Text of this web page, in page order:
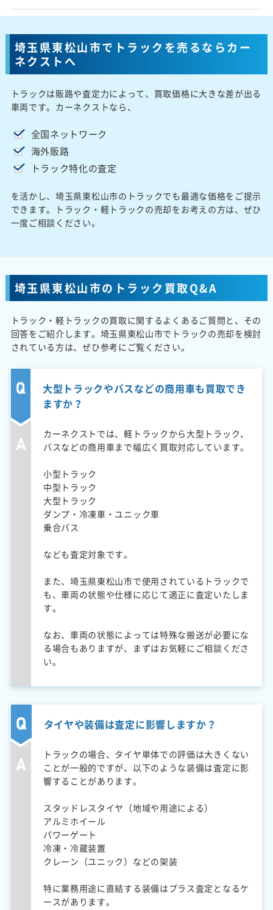
埼玉県東松山市でトラックを売るならカー
ネクストへ
トラックは販路や査定力によって、買取価格に大きな差が出る
車両です。カーネクストなら、
全国ネットワーク
海外販路
トラック特化の査定
を活かし、埼玉県東松山市のトラックでも最適な価格をご提示
できます。トラック・軽トラックの売却をお考えの方は、ぜひ
一度ご相談ください。
埼玉県東松山市のトラック買取Q&A
トラック・軽トラックの買取に関するよくあるご質問と、その
回答をご紹介します。埼玉県東松山市でトラックの売却を検討
されている方は、ぜひ参考にご覧ください。
大型トラックやバスなどの商用車も買取でき
ますか？
カーネクストでは、軽トラックから大型トラック、
バスなどの商用車まで幅広く買取対応しています。
小型トラック
中型トラック
大型トラック
ダンプ・冷凍車・ユニック車
乗合バス
なども査定対象です。
また、埼玉県東松山市で使用されているトラックで
も、車両の状態や仕様に応じて適正に査定いたしま
す。
なお、車両の状態によっては特殊な搬送が必要にな
る場合もありますが、まずはお気軽にご相談くださ
い。
タイヤや装備は査定に影響しますか？
トラックの場合、タイヤ単体での評価は大きくない
ことが一般的ですが、以下のような装備は査定に影
響することがあります。
スタッドレスタイヤ（地域や用途による）
アルミホイール
パワーゲート
冷凍・冷蔵装置
クレーン（ユニック）などの架装
特に業務用途に直結する装備はプラス査定となるケ
ースがあります。